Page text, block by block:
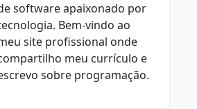
software apaixonado por
Bem-vindo ao
site profissional onde
meu currículo e
sobre programação.